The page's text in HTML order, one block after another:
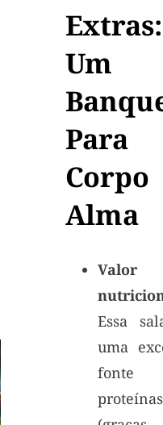
Extras:
Um
Para
Alma
Valor
Essa
uma
proteínas